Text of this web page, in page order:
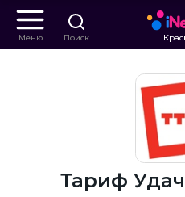
Меню Поиск
Тариф